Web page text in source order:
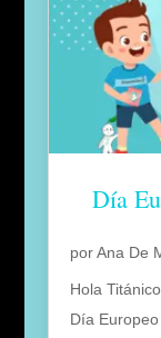
Día
porAna De
Hola
Día